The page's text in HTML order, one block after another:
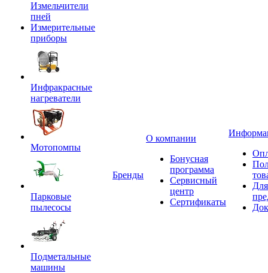
Измельчители
пней
Измерительные
приборы
Инфракрасные
нагреватели
Мотопомпы
Парковые
пылесосы
Подметальные
машины
Бренды
О компании
Бонусная
программа
Сервисный
центр
Сертификаты
Для